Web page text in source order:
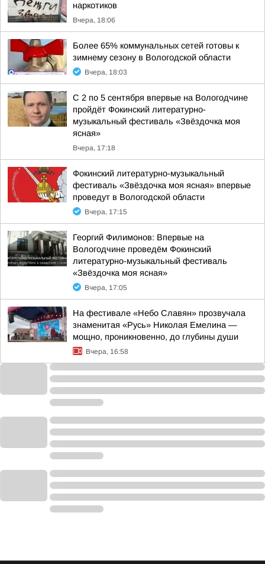
наркотиков
Вчера, 18:06
Более 65% коммунальных сетей готовы к
зимнему сезону в Вологодской области
Вчера, 18:03
С 2 по 5 сентября впервые на Вологодчине
пройдёт Фокинский литературно-
музыкальный фестиваль «Звёздочка моя
ясная»
Вчера, 17:18
Фокинский литературно-музыкальный
фестиваль «Звёздочка моя ясная» впервые
проведут в Вологодской области
Вчера, 17:15
Георгий Филимонов: Впервые на
Вологодчине проведём Фокинский
литературно-музыкальный фестиваль
«Звёздочка моя ясная»
Вчера, 17:05
На фестивале «Небо Славян» прозвучала
знаменитая «Русь» Николая Емелина —
мощно, проникновенно, до глубины души
Вчера, 16:58